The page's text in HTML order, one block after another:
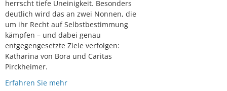
herrscht tiefe Uneinigkeit. Besonders
deutlich wird das an zwei Nonnen, die
um ihr Recht auf Selbstbestimmung
kämpfen – und dabei genau
entgegengesetzte Ziele verfolgen:
Katharina von Bora und Caritas
Pirckheimer.
Erfahren Sie mehr